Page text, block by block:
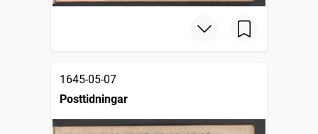
1645-05-07
Posttidningar